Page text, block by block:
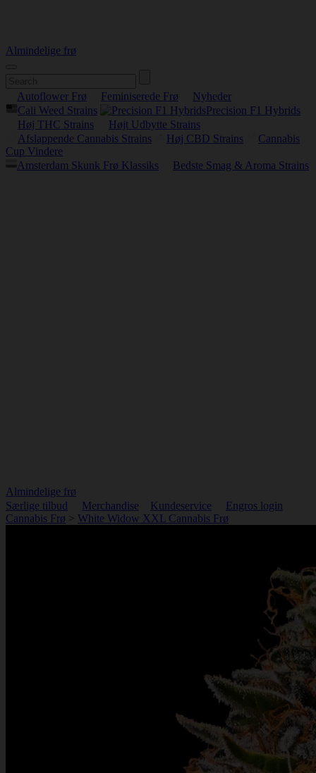
Almindelige frø
Autoflower Frø Feminiserede Frø
Nyheder
Cali Weed Strains
Precision F1 Hybrids
Høj THC Strains
Højt Udbytte Strains
Afslappende Cannabis Strains
Høj CBD Strains
Cannabis
Cup Vindere
Amsterdam Skunk Frø Klassiks
Bedste Smag & Aroma Strains
Almindelige frø
Særlige tilbud
Merchandise Kundeservice
Engros login
Cannabis Frø > White Widow XXL Cannabis Frø